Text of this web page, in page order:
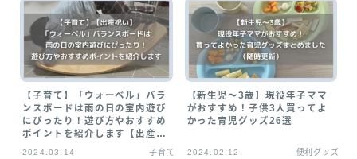
お得情報
ブログ×仕事
お気に入り
【子育て】「ウォーベル」バラ
ンスボードは雨の日の室内遊び
にぴったり！遊び方やおすすめ
ポイントを紹介します【出産祝
2024.03.14 子育て
【新生児〜3歳】現役年子ママ
がおすすめ！子供3人買ってよ
かった育児グッズ26選
2024.02.12 便利グッズ